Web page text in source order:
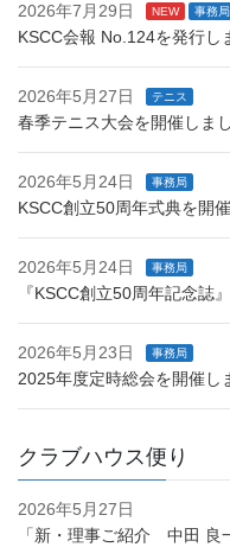
2026年7月29日 NEW 事務局
KSCC会報 No.124を発行し
2026年5月27日 テニス
春季テニス大会を開催しま
2026年5月24日 事務局
KSCC創立50周年式典を開
2026年5月24日 事務局
『KSCC創立50周年記念誌
2026年5月23日 事務局
2025年度定時総会を開催し
クラブハウス便り
2026年5月27日
「新・理事ご紹介 中田 良